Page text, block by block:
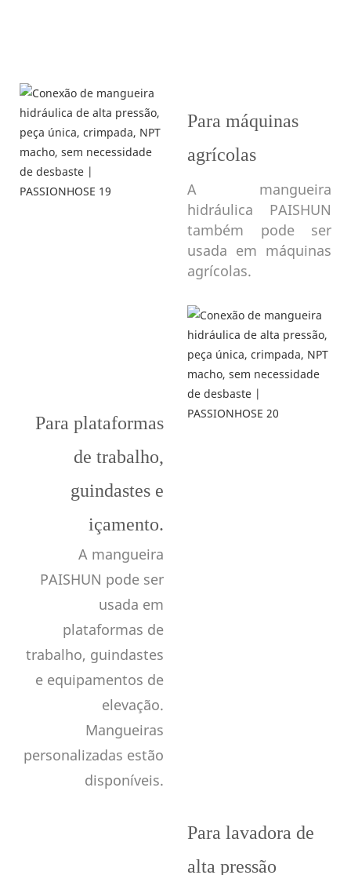
Para máquinas
agrícolas
A mangueira
hidráulica PAISHUN
também pode ser
usada em máquinas
agrícolas.
Para plataformas
de trabalho,
guindastes e
içamento.
A mangueira
PAISHUN pode ser
usada em
plataformas de
trabalho, guindastes
e equipamentos de
elevação.
Mangueiras
personalizadas estão
disponíveis.
Para lavadora de
alta pressão